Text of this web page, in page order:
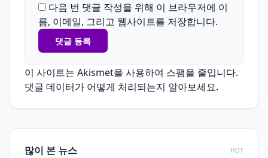
다음 번 댓글 작성을 위해 이 브라우저에 이
름, 이메일, 그리고 웹사이트를 저장합니다.
이 사이트는 Akismet을 사용하여 스팸을 줄입니다.
댓글 데이터가 어떻게 처리되는지 알아보세요.
많이 본 뉴스 HOT